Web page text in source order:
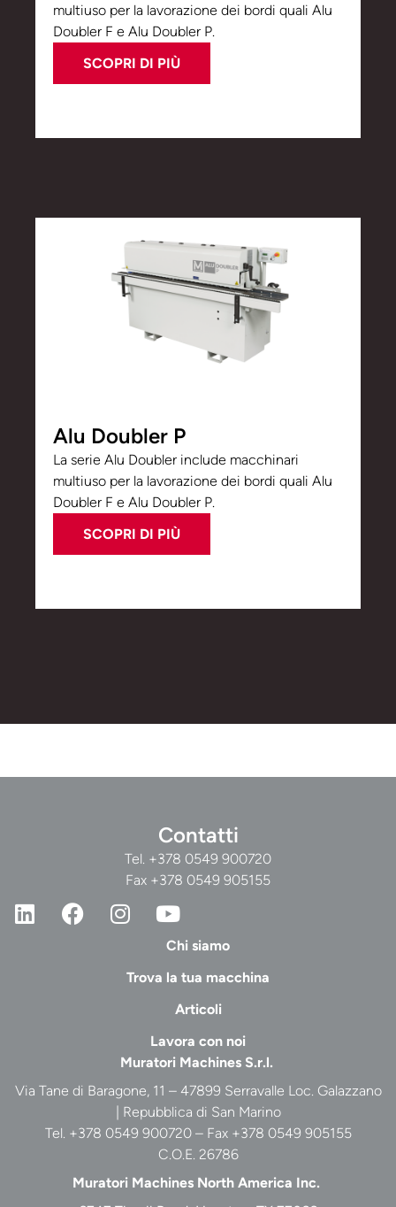
multiuso per la lavorazione dei bordi quali Alu
Doubler F e Alu Doubler P.
SCOPRI DI PIÙ
Alu Doubler P
La serie Alu Doubler include macchinari
multiuso per la lavorazione dei bordi quali Alu
Doubler F e Alu Doubler P.
SCOPRI DI PIÙ
Muratori Machines S.r.l.
Via Tane di Baragone, 11 – 47899 Serravalle Loc. Galazzano
| Repubblica di San Marino
Tel. +378 0549 900720 – Fax +378 0549 905155
C.O.E. 26786
Muratori Machines North America Inc.
Chi siamo
Trova la tua macchina
Articoli
Lavora con noi
Contatti
Tel. +378 0549 900720
Fax +378 0549 905155